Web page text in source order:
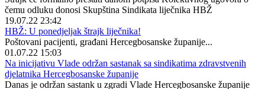
čemu odluku donosi Skupština Sindikata liječnika HBŽ
19.07.22 23:42
HBŽ: U ponedjeljak štrajk liječnika!
Poštovani pacijenti, građani Hercegbosanske županije...
01.07.22 15:03
Na inicijativu Vlade održan sastanak sa sindikatima zdravstvenih
djelatnika Hercegbosanske županije
Danas je održan sastank u zgradi Vlade Hercegbosanske županije